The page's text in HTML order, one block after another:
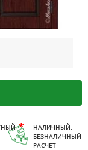
НАЛИЧНЫЙ,
БЕЗНАЛИЧНЫЙ
РАСЧЕТ